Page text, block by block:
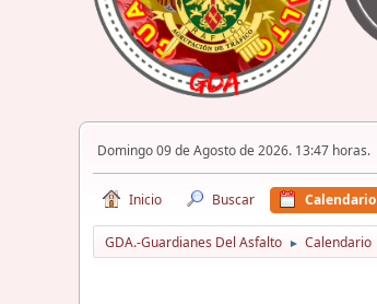
Domingo 09 de Agosto de 2026. 13:47 horas.
Inicio Buscar Calendario
GDA.-Guardianes Del Asfalto ► Calendario